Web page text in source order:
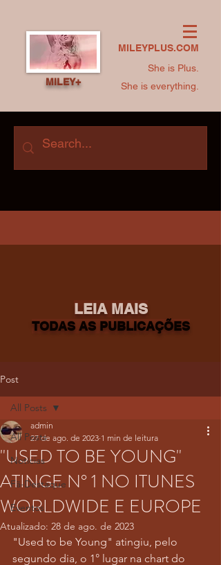
MILEYPLUS.COM
She is Plus.
She is everything.
MILEY+
LEIA MAIS
TODAS AS PUBLICAÇÕES
Post
All Posts
Notícias
Fã-Destaque
Eventos
All Posts
"USED TO BE YOUNG"
ATINGE N° 1 NO ITUNES
WORLDWIDE E EUROPE
admin
27 de ago. de 2023 1 min de leitura
Atualizado: 28 de ago. de 2023
"Used to be Young" atingiu, pelo
segundo dia, o 1° lugar na chart do